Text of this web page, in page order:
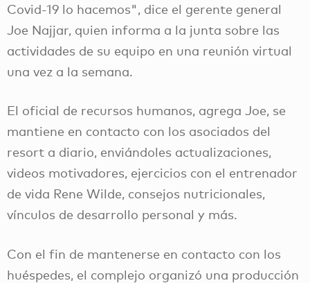
Covid-19 lo hacemos", dice el gerente general
Joe Najjar, quien informa a la junta sobre las
actividades de su equipo en una reunión virtual
una vez a la semana.
El oficial de recursos humanos, agrega Joe, se
mantiene en contacto con los asociados del
resort a diario, enviándoles actualizaciones,
videos motivadores, ejercicios con el entrenador
de vida Rene Wilde, consejos nutricionales,
vínculos de desarrollo personal y más.
Con el fin de mantenerse en contacto con los
huéspedes, el complejo organizó una producción